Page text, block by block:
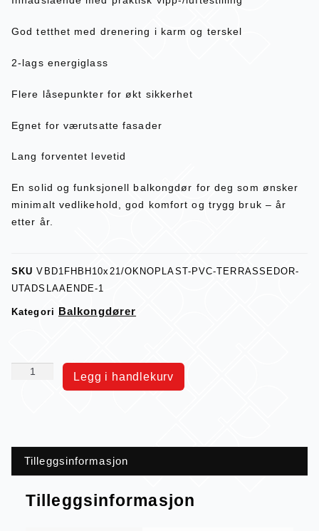
God tetthet med drenering i karm og terskel
2-lags energiglass
Flere låsepunkter for økt sikkerhet
Egnet for værutsatte fasader
Lang forventet levetid
En solid og funksjonell balkongdør for deg som ønsker
minimalt vedlikehold, god komfort og trygg bruk – år
etter år.
SKUVBD1FHBH10x21/OKNOPLAST-PVC-TERRASSEDOR-
UTADSLAAENDE-1
Kategori Balkongdører
Legg i handlekurv
Tilleggsinformasjon
Tilleggsinformasjon